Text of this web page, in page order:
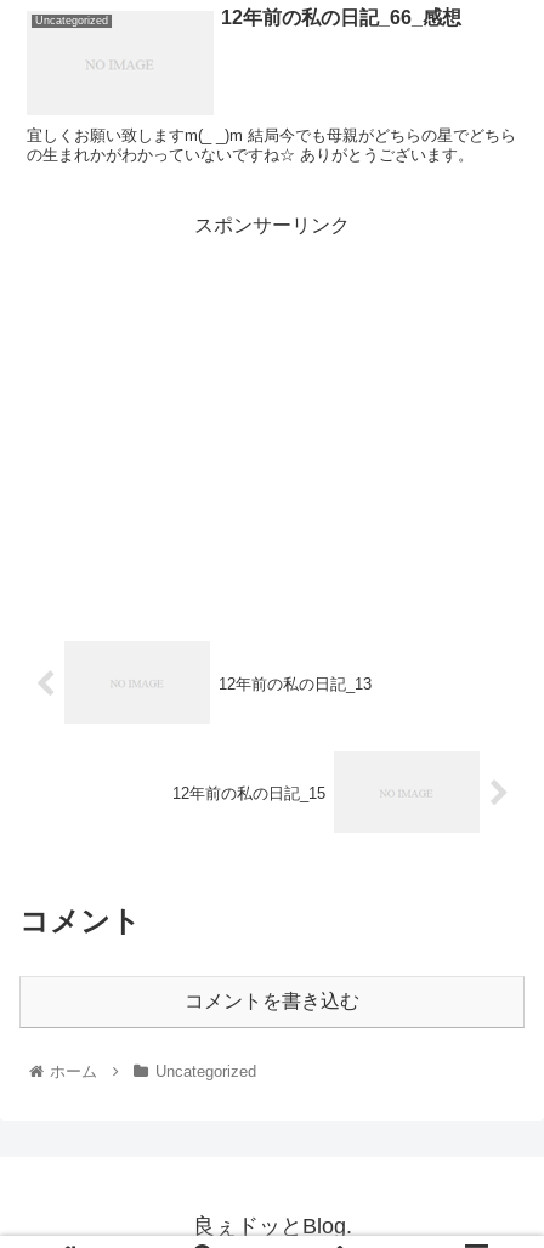
Uncategorized 12年前の私の日記_66_感想
宜しくお願い致しますm(_ _)m 結局今でも母親がどちらの星でどちら
の生まれかがわかっていないですね☆ ありがとうございます。
スポンサーリンク
12年前の私の日記_13
12年前の私の日記_15
コメント
コメントを書き込む
ホーム Uncategorized
良ぇドッとBlog.